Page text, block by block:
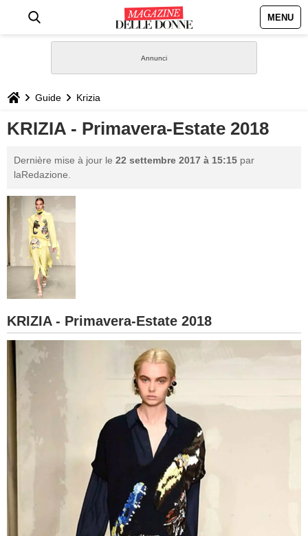
MENU
STILE
BIOGRAFIE
GASTRONOMIA
CAPELLI
SESSO
BAMBINO
FORUM
Guide Krizia
KRIZIA - Primavera-Estate 2018
Dernière mise à jour le 22 settembre 2017 à 15:15 par
laRedazione.
KRIZIA - Primavera-Estate 2018